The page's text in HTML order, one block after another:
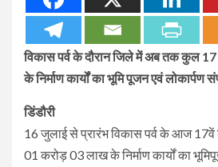
विकास पर्व के दौरान जिले में अब तक कुल
के निर्माण कार्यों का भूमि पूजन एवं लोकार्पण
डिंडौरी
16 जुलाई से प्रारंभ विकास पर्व के आज
01 करोड़ 03 लाख के निर्माण कार्यों का